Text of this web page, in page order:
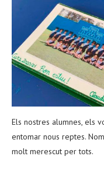
Els nostres alumnes, els
entomar nous reptes.
molt merescut per tots.